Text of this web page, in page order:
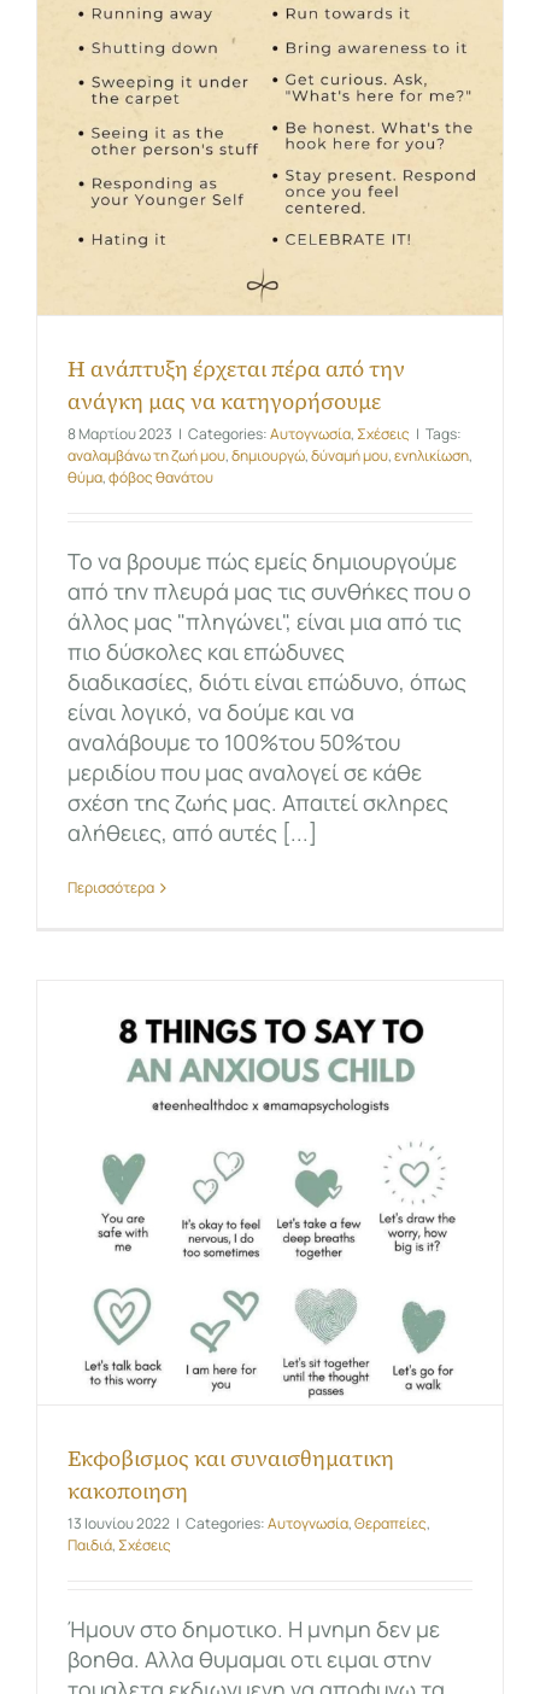
Η ανάπτυξη έρχεται πέρα από την
ανάγκη μας να κατηγορήσουμε
8 Μαρτίου 2023 | Categories:Αυτογνωσία,Σχέσεις | Tags:
αναλαμβάνω τη ζωή μου,δημιουργώ,δύναμή μου,ενηλικίωση,
θύμα,φόβος θανάτου
Το να βρουμε πώς εμείς δημιουργούμε
από την πλευρά μας τις συνθήκες που ο
άλλος μας "πληγώνει", είναι μια από τις
πιο δύσκολες και επώδυνες
διαδικασίες, διότι είναι επώδυνο, όπως
είναι λογικό, να δούμε και να
αναλάβουμε το 100%του 50%του
μεριδίου που μας αναλογεί σε κάθε
σχέση της ζωής μας. Απαιτεί σκληρες
αλήθειες, από αυτές [...]
Περισσότερα
Εκφοβισμος και συναισθηματικη
κακοποιηση
13 Ιουνίου 2022 | Categories:Αυτογνωσία,Θεραπείες,
Παιδιά,Σχέσεις
Ήμουν στο δημοτικο. Η μνημη δεν με
βοηθα. Αλλα θυμαμαι οτι ειμαι στην